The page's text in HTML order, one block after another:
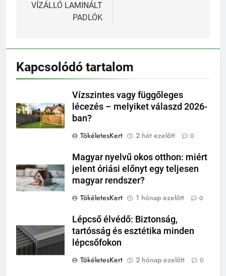
VÍZÁLLÓ LAMINÁLT
PADLÓK
Kapcsolódó tartalom
Vízszintes vagy függőleges
lécezés – melyiket válaszd 2026-
ban?
TökéletesKert
2 hét ezelőtt 0
Magyar nyelvű okos otthon: miért
jelent óriási előnyt egy teljesen
magyar rendszer?
TökéletesKert
1 hónap ezelőtt 0
Lépcső élvédő: Biztonság,
tartósság és esztétika minden
lépcsőfokon
TökéletesKert
2 hónap ezelőtt 0